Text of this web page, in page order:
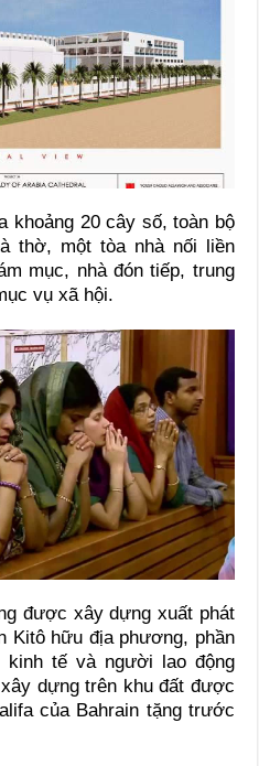
khoảng 20 cây số, toàn bộ
thờ, một tòa nhà nối liền
mục, nhà đón tiếp, trung
vụ xã hội.
được xây dựng xuất phát
Kitô hữu địa phương, phần
tế và người lao động
dựng trên khu đất được
của Bahrain tặng trước